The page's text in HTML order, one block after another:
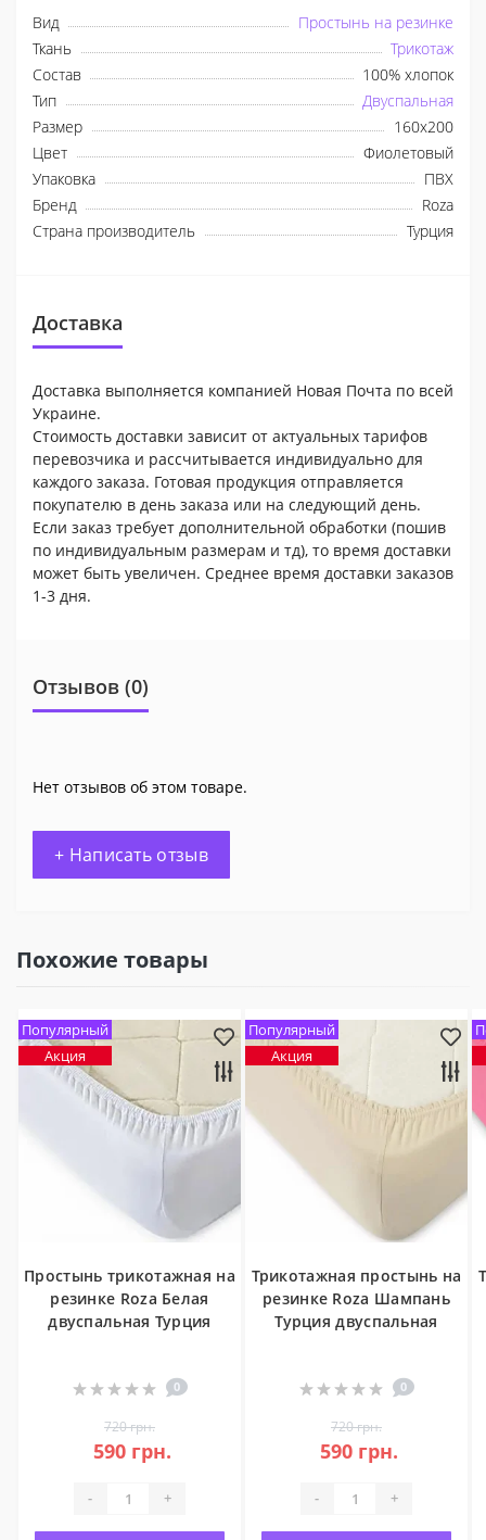
Вид
Простынь на резинке
Ткань
Трикотаж
Состав
100% хлопок
Тип
Двуспальная
Размер
160х200
Цвет
Фиолетовый
Упаковка
ПВХ
Бренд
Roza
Страна производитель
Турция
Доставка
Доставка выполняется компанией Новая Почта по всей
Украине.
Стоимость доставки зависит от актуальных тарифов
перевозчика и рассчитывается индивидуально для
каждого заказа. Готовая продукция отправляется
покупателю в день заказа или на следующий день.
Если заказ требует дополнительной обработки (пошив
по индивидуальным размерам и тд), то время доставки
может быть увеличен. Среднее время доставки заказов
1-3 дня.
Отзывов (0)
Нет отзывов об этом товаре.
+ Написать отзыв
Похожие товары
Популярный
Акция
Простынь трикотажная на
резинке Roza Белая
двуспальная Турция
0
720 грн.
590 грн.
- +
Популярный
Акция
Трикотажная простынь на
резинке Roza Шампань
Турция двуспальная
0
720 грн.
590 грн.
- +